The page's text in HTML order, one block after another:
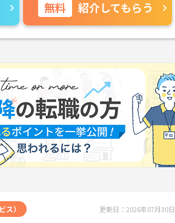
無料 紹介してもらう
ス） 更新日：2026年07月30日